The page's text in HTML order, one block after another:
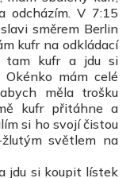
odcházím. V 7:15
směrem Berlin
kufr na odkládací
tam kufr a jdu si
Okénko mám celé
měla trošku
kufr přitáhne a
si ho svojí čistou
světlem na
jdu si koupit lístek